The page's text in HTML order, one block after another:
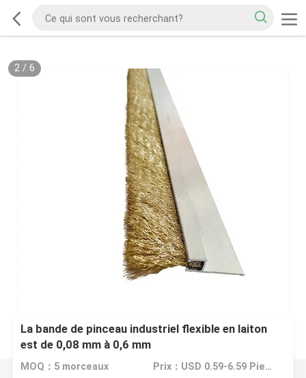
2/ 6
La bande de pinceau industriel flexible en laiton
est de 0,08 mm à 0,6 mm
MOQ：5 morceaux Prix：USD 0.59-6.59 Piece